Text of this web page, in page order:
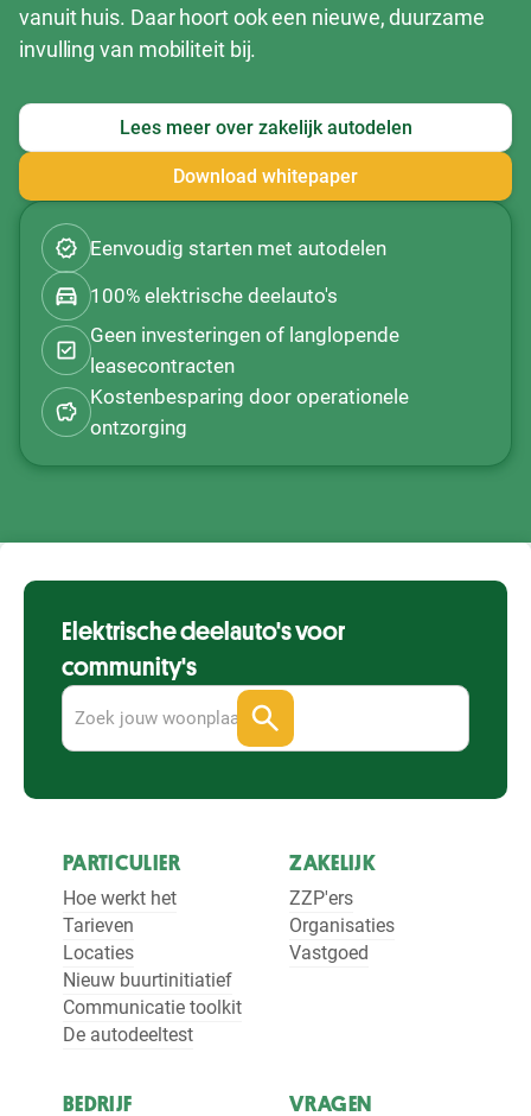
vanuit huis. Daar hoort ook een nieuwe, duurzame
invulling van mobiliteit bij.
Lees meer over zakelijk autodelen
Download whitepaper
Eenvoudig starten met autodelen
100% elektrische deelauto's
Geen investeringen of langlopende
leasecontracten
Kostenbesparing door operationele
ontzorging
Elektrische deelauto's voor
community's
PARTICULIER
Hoe werkt het
Tarieven
Locaties
Nieuw buurtinitiatief
Communicatie toolkit
De autodeeltest
ZAKELIJK
ZZP'ers
Organisaties
Vastgoed
BEDRIJF VRAGEN